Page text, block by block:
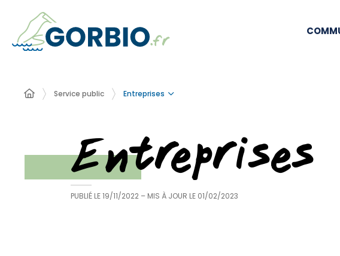
Service public Entreprises
Entreprises
PUBLIÉ LE19/11/2022 – MIS À JOUR LE 01/02/2023